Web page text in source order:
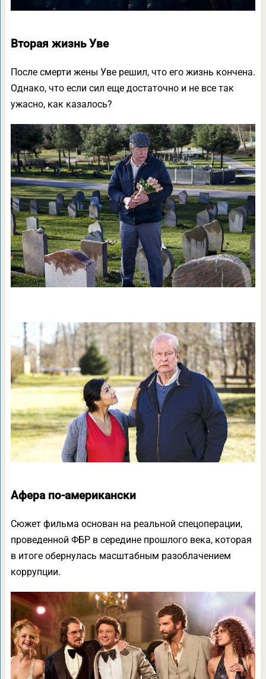
Вторая жизнь Уве
После смерти жены Уве решил, что его жизнь кончена.
Однако, что если сил еще достаточно и не все так
ужасно, как казалось?
Афера по-американски
Сюжет фильма основан на реальной спецоперации,
проведенной ФБР в середине прошлого века, которая
в итоге обернулась масштабным разоблачением
коррупции.